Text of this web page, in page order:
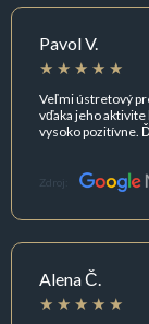
Pavol V.
Veľmi ústretový
vďaka jeho
vysoko pozitívne.
Zdroj:
Alena Č.